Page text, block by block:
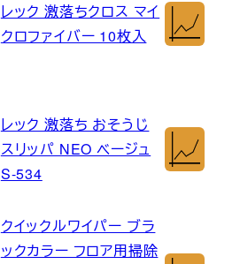
レック 激落ちクロス マイ
クロファイバー 10枚入
レック 激落ち おそうじ
スリッパ NEO ベージュ
S-534
クイックルワイパー ブラ
ックカラー フロア用掃除